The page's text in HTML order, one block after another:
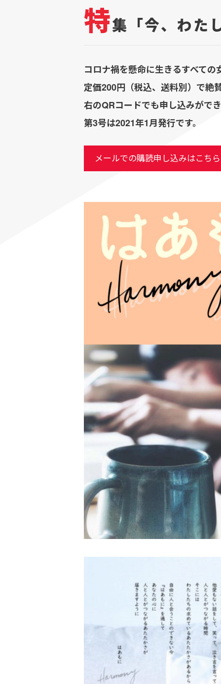
特集「今、わた
コロナ禍を懸命に生きるすべて
定価200円（税込、送料別）で絶
右のQRコードでも申し込みがで
第3号は2021年1月発行です。
メールでの購読申し込みはこち